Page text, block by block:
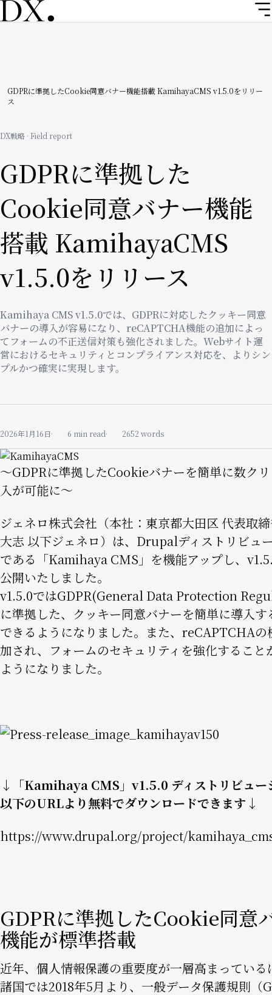
メ
イ
ン
ツ
移
パ
く
ず
GDPRに準拠したCookie同意バナー機能搭載 KamihayaCMS v1.5.0をリリー
ス
DX戦略 · Field report
GDPRに準拠した
Cookie同意バナー機能
搭載 KamihayaCMS
v1.5.0をリリース
Kamihaya CMS v1.5.0では、GDPRに対応したクッキー同意
バナーの導入が容易になり、reCAPTCHA機能の追加によっ
てフォームの不正送信対策も強化されました。Webサイト運
営におけるセキュリティとコンプライアンス対応を、よりシン
プルかつ確実に実現します。
2026年1月16日 6 min read 2652 words
Image
〜GDPRに準拠したCookieバナーを簡単に数ク
入が可能に〜
ジェネロ株式会社（本社：東京都大田区 代表取
大志 以下ジェネロ）は、Drupalディストリビュ
である「Kamihaya CMS」を機能アップし、
公開いたしました。
v1.5.0ではGDPR(General Data Protection
に準拠した、クッキー同意バナーを簡単に導入す
できるようになりました。また、reCAPTCHAの
加され、フォームのセキュリティを強化すること
ようになりました。
Image
↓「Kamihaya CMS」v1.5.0 ディストリビュー
以下のURLより無料でダウンロードできます↓
https://www.drupal.org/project/
GDPRに準拠したCookie同意
機能が標準搭載
近年、個人情報保護の重要度が一層高まってい
諸国では2018年5月より、一般データ保護規則（